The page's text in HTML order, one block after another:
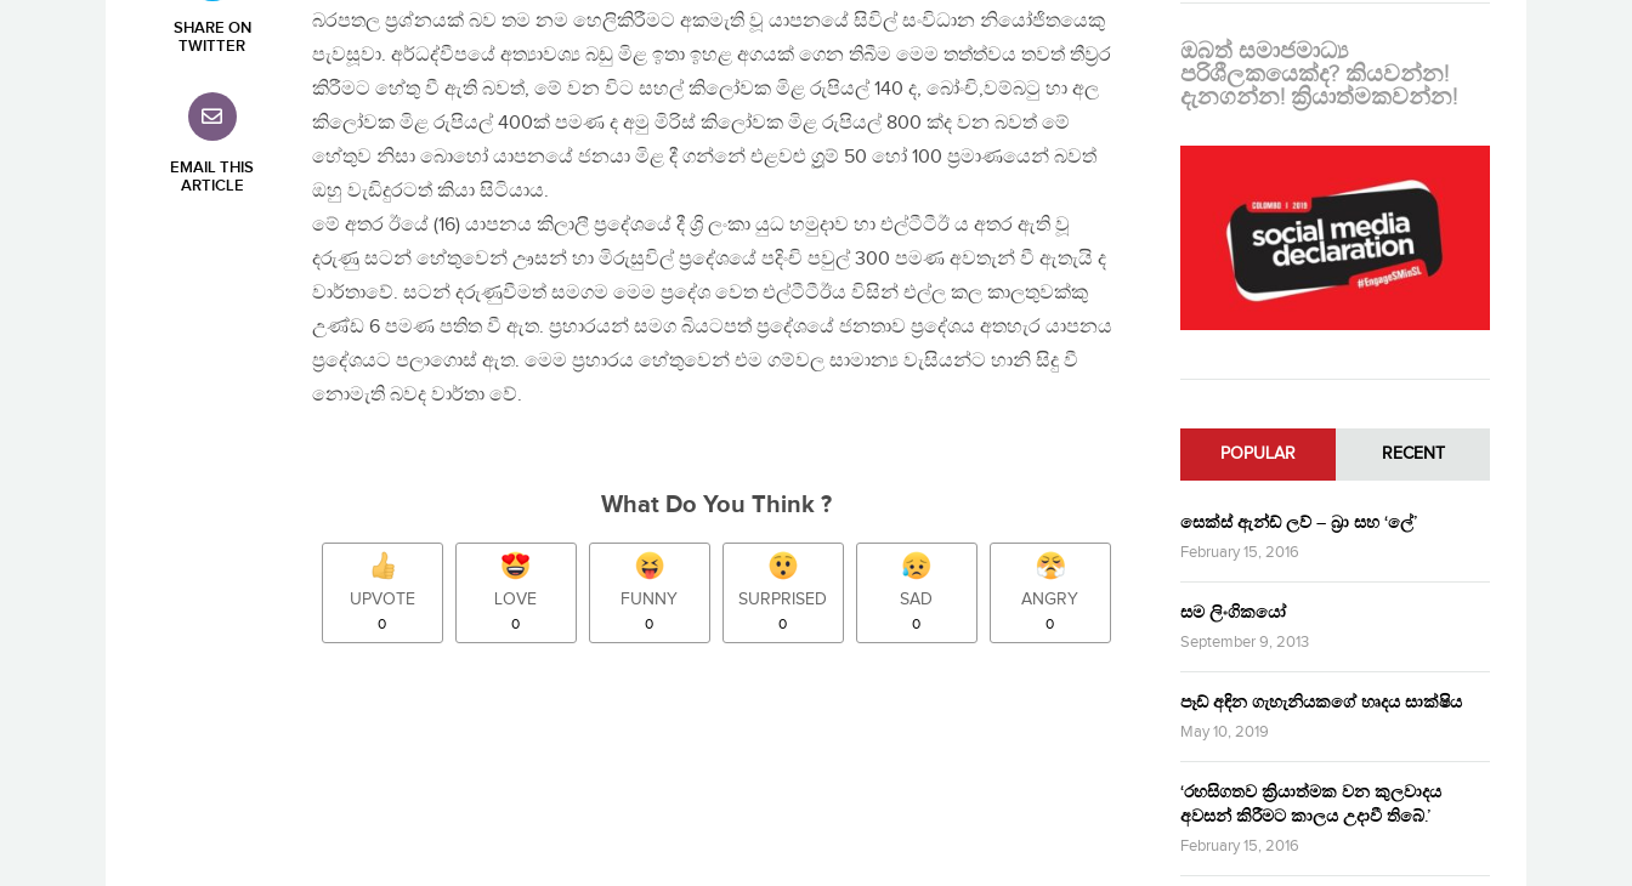
SHARE ON
TWITTER
EMAIL THIS
ARTICLE
බරපතල ප්‍රශ්නයක් බව තම නම හෙලිකිරීමට අකමැති වූ යාපනයේ සිවිල් සංවිධාන නියෝජිතයෙකු
පැවසූවා. අර්ධද්වීපයේ අත්‍යාවශ්‍ය බඩු මිළ ඉතා ඉහළ අගයක් ගෙන තිබීම මෙම තත්ත්වය තවත් තීව්‍රර
කිරීමට හේතු වී ඇති බවත්, මේ වන විට සහල් කිලෝවක මිළ රුපියල් 140 ද, බෝංචි,වම්බටු හා අල
කිලෝවක මිළ රුපියල් 400ක් පමණ ද අමු මිරිස් කිලෝවක මිළ රුපියල් 800 ක්ද වන බවත් මේ
හේතුව නිසා බොහෝ යාපනයේ ජනයා මිළ දී ගන්නේ එළවළු ග්‍රූම් 50 හෝ 100 ප්‍රමාණයෙන් බවත්
ඔහු වැඩිදුරටත් කියා සිටියාය.
මේ අතර ඊයේ (16) යාපනය කිලාලී ප්‍රදේශයේ දී ශ්‍රි ලංකා යුධ හමුදාව හා එල්ටීටීඊ ය අතර ඇති වූ
දරුණු සටන් හේතුවෙන් ඌසන් හා මිරුසුවිල් ප්‍රදේශයේ පදිංචි පවුල් 300 පමණ අවතැන් වී ඇතැයි ද
වාර්තාවේ. සටන් දරුණුවීමත් සමගම මෙම ප්‍රදේශ වෙත එල්ටීටීඊය විසින් එල්ල කල කාලතුවක්කු
උණ්ඩ 6 පමණ පතිත වී ඇත. ප්‍රහාරයන් සමග බියටපත් ප්‍රදේශයේ ජනතාව ප්‍රදේශය අතහැර යාපනය
ප්‍රදේශයට පලාගොස් ඇත. මෙම ප්‍රහාරය හේතුවෙන් එම ගම්වල සාමාන්‍ය වැසියන්ට හානි සිදු වී
නොමැති බවද වාර්තා වේ.
What Do You Think ?
UPVOTE
0
LOVE
0
FUNNY
0
SURPRISED
0
SAD
0
ANGRY
0
ඔබත් සමාජමාධ්‍ය
පරිශීලකයෙක්ද? කියවන්න!
දැනගන්න! ක්‍රියාත්මකවන්න!
POPULAR RECENT
සෙක්ස් ඇන්ඩ් ලව් – බ්‍රා සහ ‘ලේ’
February 15, 2016
සම ලිංගිකයෝ
September 9, 2013
පෑඩ් අඳින ගැහැනියකගේ හෘදය සාක්ෂිය
May 10, 2019
‘රහසිගතව ක්‍රියාත්මක වන කුලවාදය
අවසන් කිරීමට කාලය උදාවී තිබේ.’
February 15, 2016